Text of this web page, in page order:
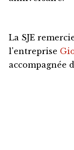
La SJE
l'entreprise
accompagnée